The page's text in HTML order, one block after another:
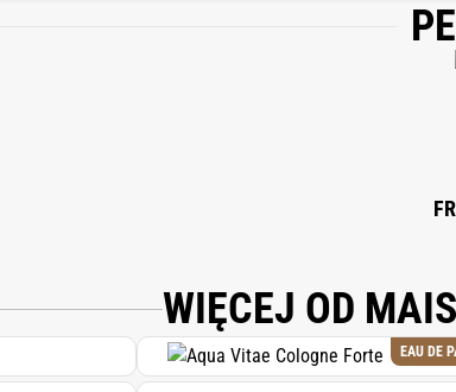
ALCOHOL; PARFUM (FRAGRANCE); TRIETHYL CITRATE; AQUA
METHOXYDIBENZOYLMETHANE; BHT; BENZYL BENZOATE;
WIĘCEJ OD
EAU DE